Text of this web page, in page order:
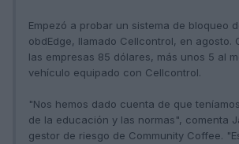
Empezó a probar un sistema de bloqueo
obdEdge, llamado Cellcontrol, en agosto.
las empresas 85 dólares, más unos 5 al
vehículo equipado con Cellcontrol.
"Nos hemos dado cuenta de que
de la educación y las normas", comenta
gestor de riesgo de Community Coffee.